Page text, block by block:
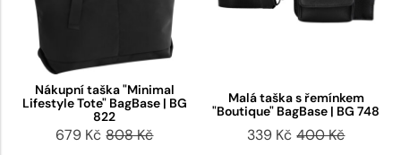
Nákupní taška "Minimal
Lifestyle Tote" BagBase | BG
822
679 Kč 808 Kč
Malá taška s řemínkem
"Boutique" BagBase | BG 748
339 Kč 400 Kč